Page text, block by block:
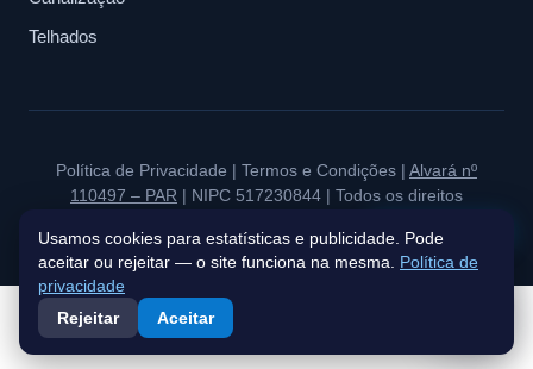
Telhados
Política de Privacidade | Termos e Condições | Alvará nº
110497 – PAR | NIPC 517230844 | Todos os direitos
Fale connosco
Usamos cookies para estatísticas e publicidade. Pode
aceitar ou rejeitar — o site funciona na mesma. Política de
privacidade
Rejeitar
Aceitar